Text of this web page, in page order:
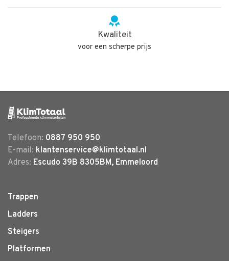
Kwaliteit
voor een scherpe prijs
Telefoon: 0887 950 950
E-mail: klantenservice@klimtotaal.nl
Adres: Escudo 39B 8305BM, Emmeloord
Trappen
Ladders
Steigers
Platformen